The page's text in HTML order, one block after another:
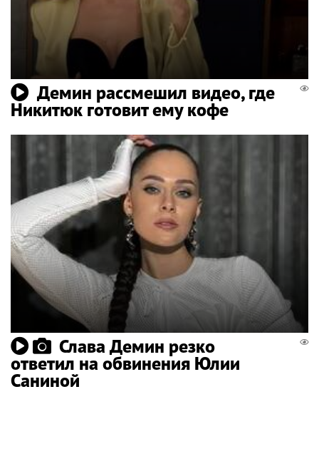
Демин рассмешил видео, где
Никитюк готовит ему кофе
Слава Демин резко
ответил на обвинения Юлии
Саниной